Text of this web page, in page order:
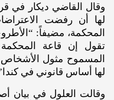
وقال القاضي ديكار في
لها أن رفضت
المحكمة، مضيفاً:
تقول إن قاعة
المسموح مثول الأشخاص
لها أساس قانوني في
وقالت العلول في بيان